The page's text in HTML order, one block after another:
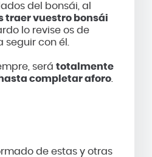
del bonsái, al
traer vuestro bonsái
lo revise os de
con él.
será totalmente
completar aforo.
de estas y otras